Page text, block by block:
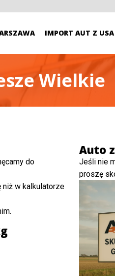
IMPORT AUT Z USA
Wielkie
do
niż w kalkulatorze
Auto
Jeśli nie
proszę